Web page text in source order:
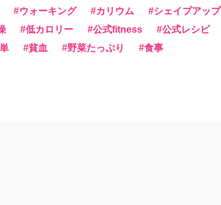
ウォーキング カリウム シェイプアップ
低カロリー 公式fitness 公式レシピ
貧血 野菜たっぷり 食事